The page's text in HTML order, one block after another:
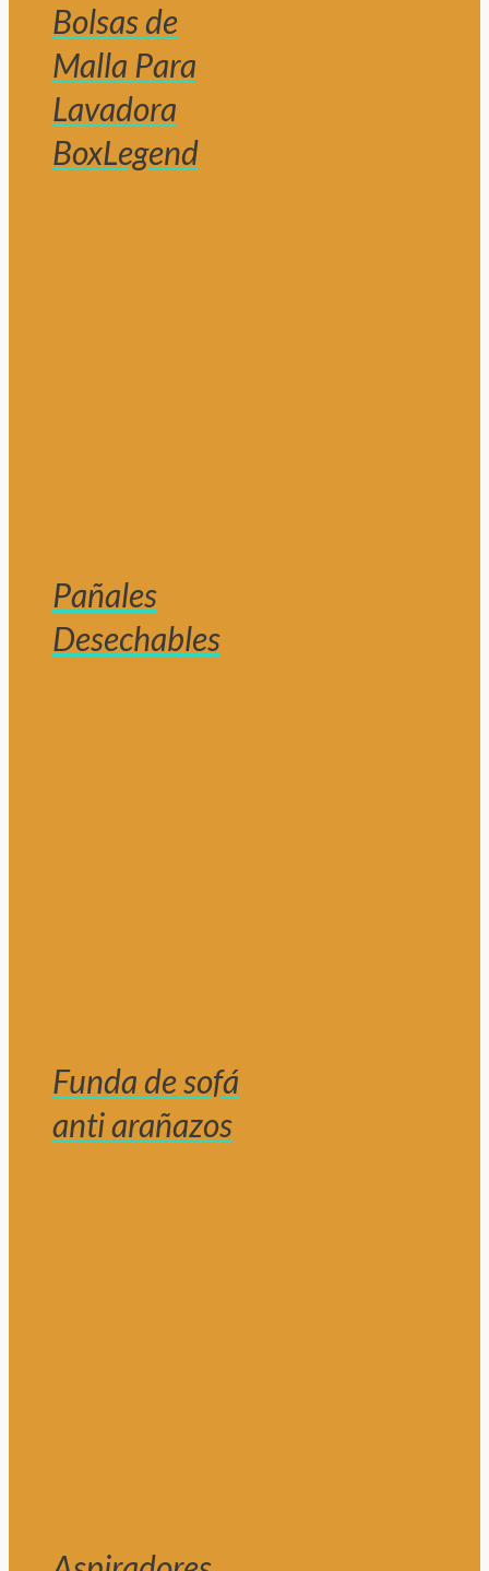
Bolsas de
Malla Para
Lavadora
BoxLegend
Pañales
Desechables
Funda de sofá
anti arañazos